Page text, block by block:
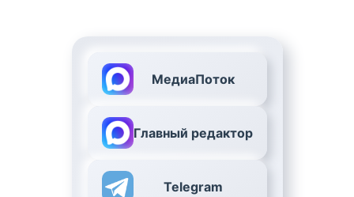
МедиаПоток
Главный редактор
Telegram